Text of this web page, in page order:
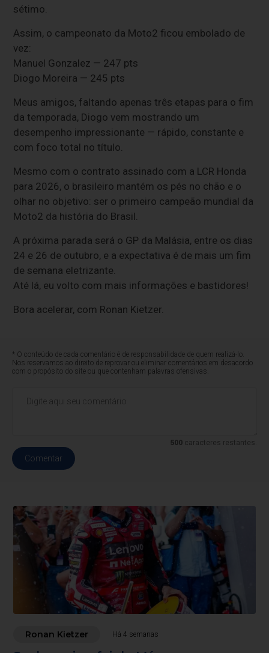
sétimo.
Assim, o campeonato da Moto2 ficou embolado de
vez:
Manuel Gonzalez — 247 pts
Diogo Moreira — 245 pts
Meus amigos, faltando apenas três etapas para o fim
da temporada, Diogo vem mostrando um
desempenho impressionante — rápido, constante e
com foco total no título.
Mesmo com o contrato assinado com a LCR Honda
para 2026, o brasileiro mantém os pés no chão e o
olhar no objetivo: ser o primeiro campeão mundial da
Moto2 da história do Brasil.
A próxima parada será o GP da Malásia, entre os dias
24 e 26 de outubro, e a expectativa é de mais um fim
de semana eletrizante.
Até lá, eu volto com mais informações e bastidores!
Bora acelerar, com Ronan Kietzer.
* O conteúdo de cada comentário é de responsabilidade de quem realizá-lo.
Nos reservamos ao direito de reprovar ou eliminar comentários em desacordo
com o propósito do site ou que contenham palavras ofensivas.
500caracteres restantes.
Comentar
Ronan Kietzer Há 4 semanas